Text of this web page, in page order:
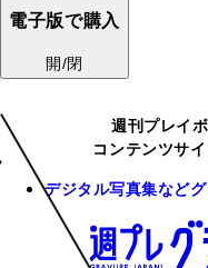
電子版で購入
開/閉
週刊プレイ
コンテンツサ
デジタル写真集など